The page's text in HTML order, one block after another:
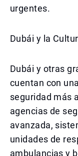
urgentes.
Dubái y la
Dubái y otras
cuentan con
seguridad más
agencias de
avanzada,
unidades de
ambulancias y